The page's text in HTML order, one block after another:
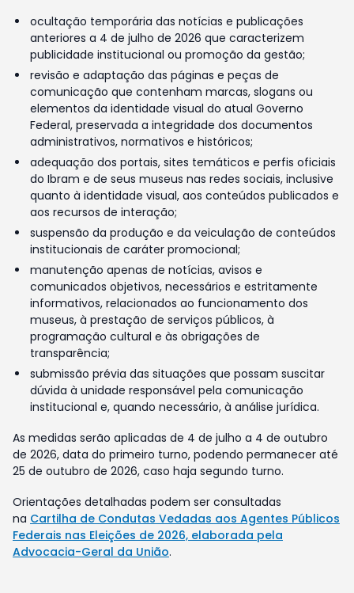
ocultação temporária das notícias e publicações
anteriores a 4 de julho de 2026 que caracterizem
publicidade institucional ou promoção da gestão;
revisão e adaptação das páginas e peças de
comunicação que contenham marcas, slogans ou
elementos da identidade visual do atual Governo
Federal, preservada a integridade dos documentos
administrativos, normativos e históricos;
adequação dos portais, sites temáticos e perfis oficiais
do Ibram e de seus museus nas redes sociais, inclusive
quanto à identidade visual, aos conteúdos publicados e
aos recursos de interação;
suspensão da produção e da veiculação de conteúdos
institucionais de caráter promocional;
manutenção apenas de notícias, avisos e
comunicados objetivos, necessários e estritamente
informativos, relacionados ao funcionamento dos
museus, à prestação de serviços públicos, à
programação cultural e às obrigações de
transparência;
submissão prévia das situações que possam suscitar
dúvida à unidade responsável pela comunicação
institucional e, quando necessário, à análise jurídica.
As medidas serão aplicadas de 4 de julho a 4 de outubro
de 2026, data do primeiro turno, podendo permanecer até
25 de outubro de 2026, caso haja segundo turno.
Orientações detalhadas podem ser consultadas
na Cartilha de Condutas Vedadas aos Agentes Públicos
Federais nas Eleições de 2026, elaborada pela
Advocacia-Geral da União.